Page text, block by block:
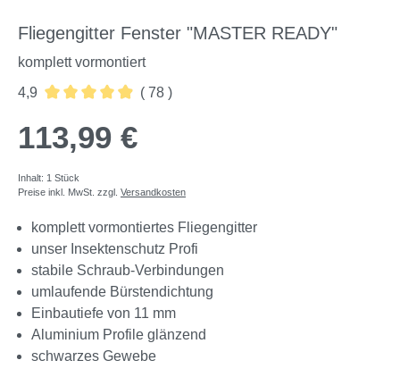
Fliegengitter Fenster "MASTER READY"
komplett vormontiert
4,9
( 78 )
113,99 €
Inhalt: 1 Stück
Preise inkl. MwSt. zzgl. Versandkosten
komplett vormontiertes Fliegengitter
unser Insektenschutz Profi
stabile Schraub-Verbindungen
umlaufende Bürstendichtung
Einbautiefe von 11 mm
Aluminium Profile glänzend
schwarzes Gewebe